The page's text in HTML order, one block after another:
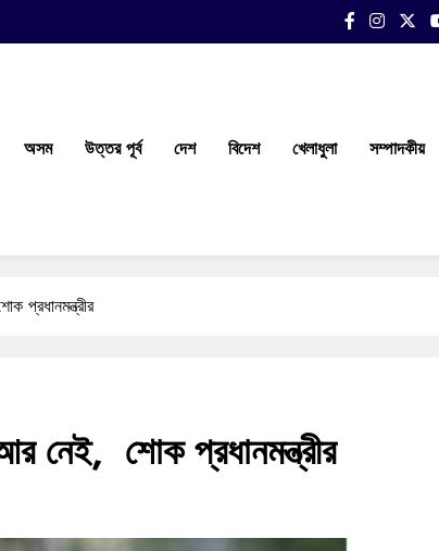
অসম উত্তর পূর্ব দেশ বিদেশ খেলাধুলা সম্পাদকীয়
প্রধানমন্ত্রীর
নেই, শোক প্রধানমন্ত্রীর